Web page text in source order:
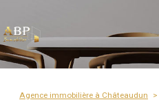
Accueil
0 fr
Agence immobilière à Châteaudun